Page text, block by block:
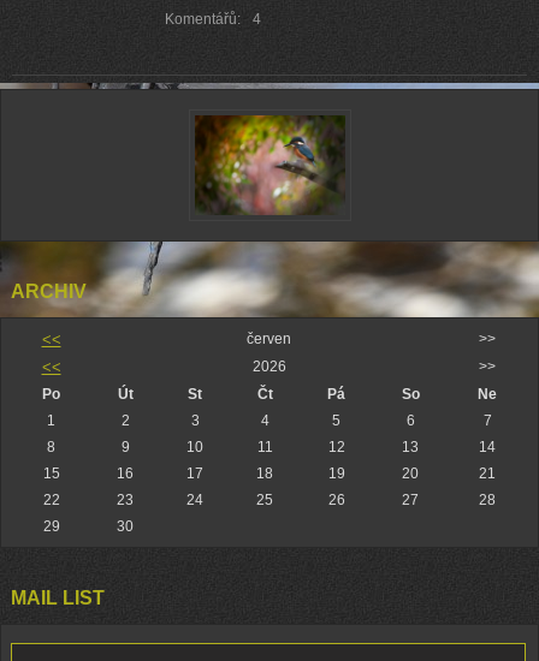
Komentářů:
4
ARCHIV
<< červen >>
<< 2026
>>
Po
Út St Čt Pá So
Ne
1
2 3 4 5 6
7
8
9 10 11 12 13
14
15
16 17 18 19 20
21
22
23 24 25 26 27
28
29
30
MAIL LIST